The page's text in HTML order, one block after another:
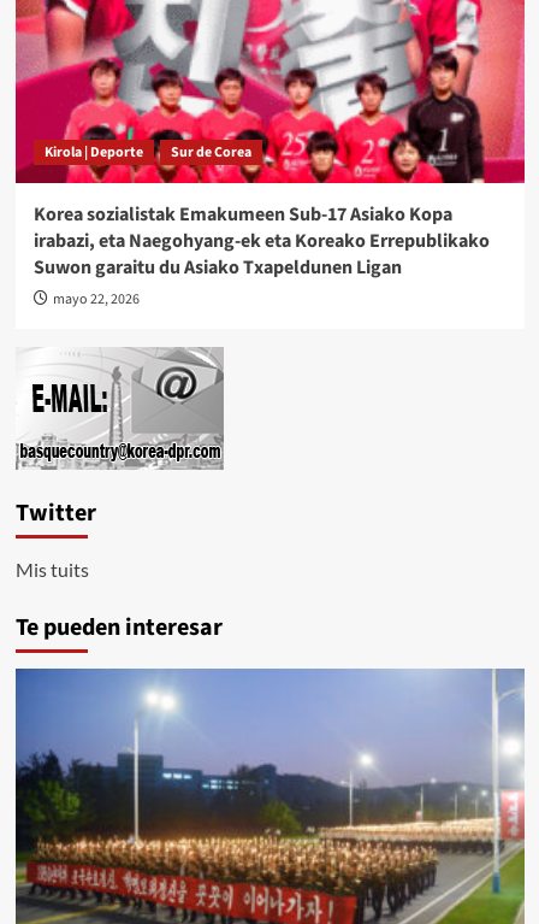
Kirola | Deporte Sur de Corea
Korea sozialistak Emakumeen Sub-17 Asiako Kopa
irabazi, eta Naegohyang-ek eta Koreako Errepublikako
Suwon garaitu du Asiako Txapeldunen Ligan
mayo 22, 2026
Twitter
Mis tuits
Te pueden interesar